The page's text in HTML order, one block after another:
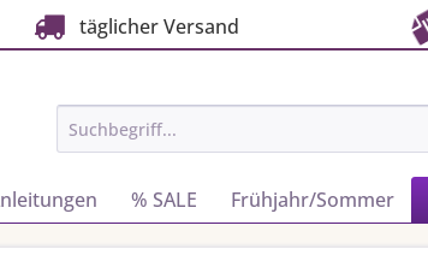
täglicher Versand
% SALE Frühjahr/Sommer